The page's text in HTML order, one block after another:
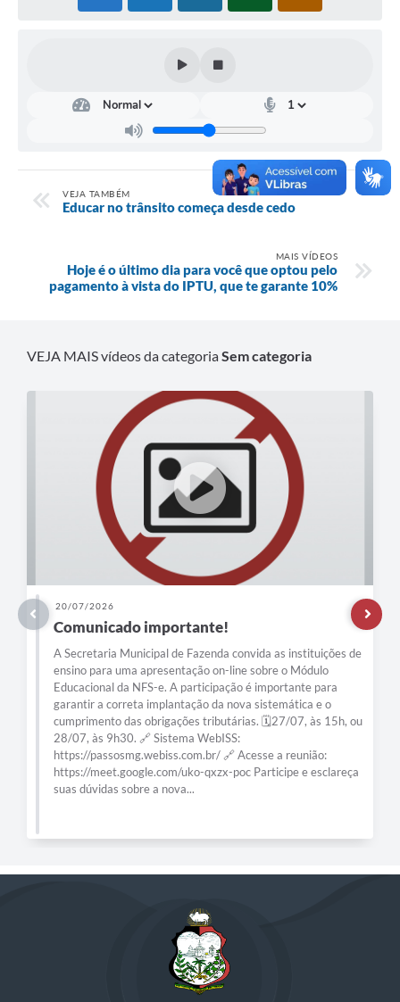
VEJA TAMBÉM
Educar no trânsito começa desde cedo
MAIS VÍDEOS
Hoje é o último dia para você que optou pelo
pagamento à vista do IPTU, que te garante 10%
VEJA MAIS vídeos da categoriaSem categoria
20/07/2026
Comunicado importante!
A Secretaria Municipal de Fazenda convida as instituições de
ensino para uma apresentação on-line sobre o Módulo
Educacional da NFS-e. A participação é importante para
garantir a correta implantação da nova sistemática e o
cumprimento das obrigações tributárias. 🗓️27/07, às 15h, ou
28/07, às 9h30. 🔗 Sistema WebISS:
https://passosmg.webiss.com.br/ 🔗 Acesse a reunião:
https://meet.google.com/uko-qxzx-poc Participe e esclareça
suas dúvidas sobre a nova...